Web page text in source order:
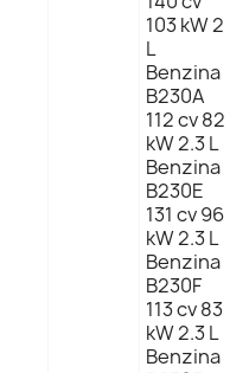
103 kW 2
L
Benzina
B230A
112 cv 82
kW 2.3 L
Benzina
B230E
131 cv 96
kW 2.3 L
Benzina
B230F
113 cv 83
kW 2.3 L
Benzina